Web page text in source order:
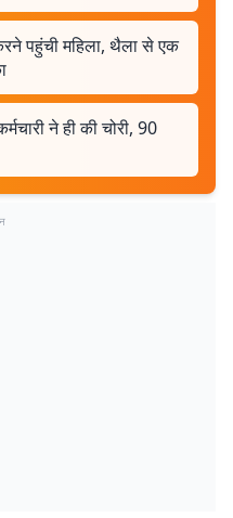
पहुंची महिला, थैला से एक
ने ही की चोरी, 90